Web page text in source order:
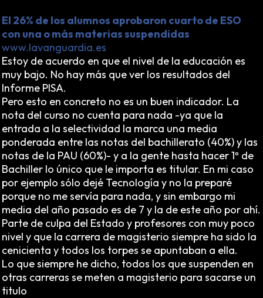
El 26% de los alumnos aprobaron cuarto de ESO
con una o más materias suspendidas
www.lavanguardia.es
Estoy de acuerdo en que el nivel de la educación es
muy bajo. No hay más que ver los resultados del
Informe PISA.
Pero esto en concreto no es un buen indicador. La
nota del curso no cuenta para nada -ya que la
entrada a la selectividad la marca una media
ponderada entre las notas del bachillerato (40%) y las
notas de la PAU (60%)- y a la gente hasta hacer 1º de
Bachiller lo único que le importa es titular. En mi caso
por ejemplo sólo dejé Tecnología y no la preparé
porque no me servía para nada, y sin embargo mi
media del año pasado es de 7 y la de este año por ahí.
Parte de culpa del Estado y profesores con muy poco
nivel y que la carrera de magisterio siempre ha sido la
cenicienta y todos los torpes se apuntaban a ella.
Lo que siempre he dicho, todos los que suspenden en
otras carreras se meten a magisterio para sacarse un
titulo